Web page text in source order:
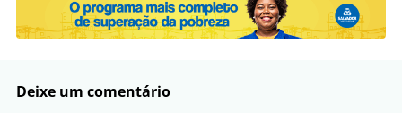
Deixe um comentário